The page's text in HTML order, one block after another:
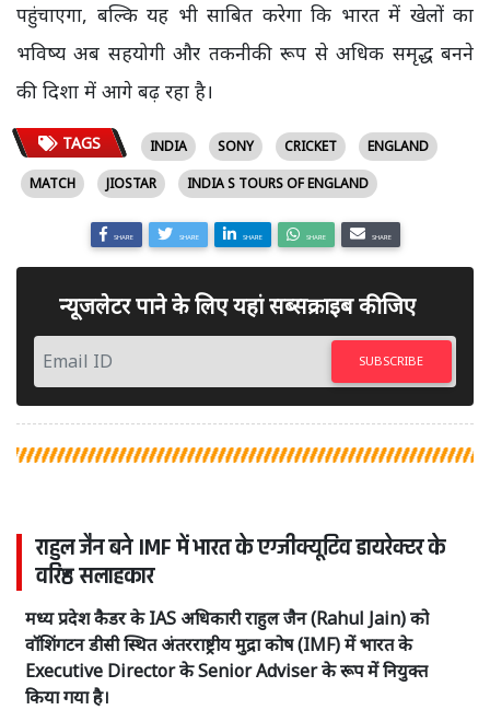
पहुंचाएगा, बल्कि यह भी साबित करेगा कि भारत में खेलों का
भविष्य अब सहयोगी और तकनीकी रूप से अधिक समृद्ध बनने
की दिशा में आगे बढ़ रहा है।
TAGS INDIA SONY CRICKET
ENGLAND
MATCH
JIOSTAR INDIA S TOURS OF ENGLAND
SHARE SHARE SHARE SHARE SHARE
न्यूजलेटर पाने के लिए यहां सब्सक्राइब कीजिए
SUBSCRIBE
राहुल जैन बने IMF में भारत के एग्जीक्यूटिव डायरेक्टर के
वरिष्ठ सलाहकार
मध्य प्रदेश कैडर के IAS अधिकारी राहुल जैन (Rahul Jain) को
वॉशिंगटन डीसी स्थित अंतरराष्ट्रीय मुद्रा कोष (IMF) में भारत के
Executive Director के Senior Adviser के रूप में नियुक्त
किया गया है।